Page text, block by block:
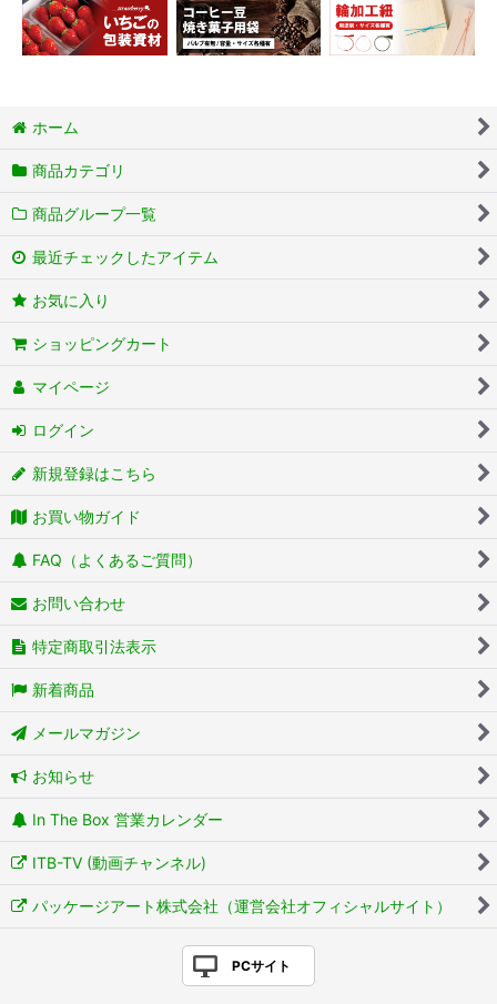
ホーム
商品カテゴリ
商品グループ一覧
最近チェックしたアイテム
お気に入り
ショッピングカート
マイページ
ログイン
新規登録はこちら
お買い物ガイド
FAQ（よくあるご質問）
お問い合わせ
特定商取引法表示
新着商品
メールマガジン
お知らせ
In The Box 営業カレンダー
ITB-TV (動画チャンネル)
パッケージアート株式会社（運営会社オフィシャルサイト）
PCサイト